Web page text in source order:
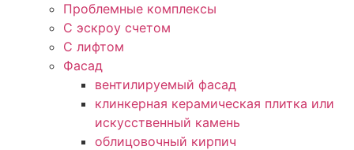
Проблемные комплексы
С эскроу счетом
С лифтом
Фасад
вентилируемый фасад
клинкерная керамическая плитка или
искусственный камень
облицовочный кирпич